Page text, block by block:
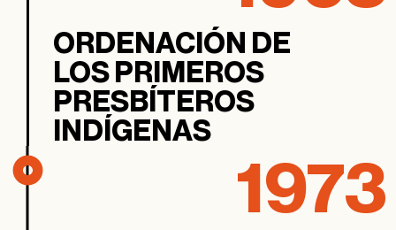
ORDENACIÓN DE
LOS PRIMEROS
PRESBÍTEROS
INDÍGENAS
1973